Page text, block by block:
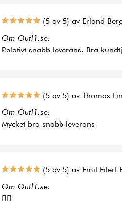
(5 av 5) av Erland
Om Outl1.se:
Relativt snabb leverans. Bra
(5 av 5) av Thomas
Om Outl1.se:
Mycket bra snabb leverans
(5 av 5) av Emil Eilert
Om Outl1.se:
👍🏻